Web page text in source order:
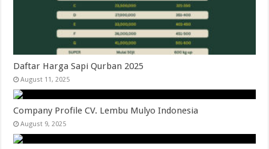
Daftar Harga Sapi Qurban 2025
August 11, 2025
Company Profile CV. Lembu Mulyo Indonesia
August 9, 2025